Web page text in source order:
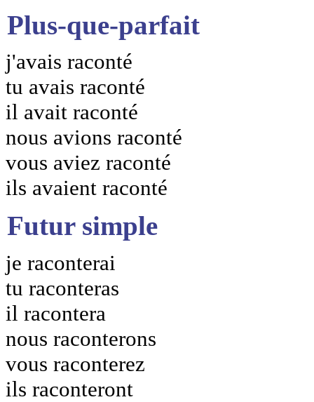
Plus-que-parfait
j'avais raconté
tu avais raconté
il avait raconté
nous avions raconté
vous aviez raconté
ils avaient raconté
Futur simple
je raconterai
tu raconteras
il racontera
nous raconterons
vous raconterez
ils raconteront